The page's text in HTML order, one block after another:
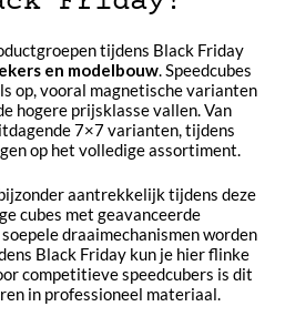
tijdens Black Friday
en modelbouw . Speedcubes
op, vooral magnetische varianten
hogere prijsklasse vallen. Van
7×7 varianten, tijdens
op het volledige assortiment.
aantrekkelijk tijdens deze
cubes met geavanceerde
draaimechanismen worden
Black Friday kun je hier flinke
competitieve speedcubers is dit
in professioneel materiaal.